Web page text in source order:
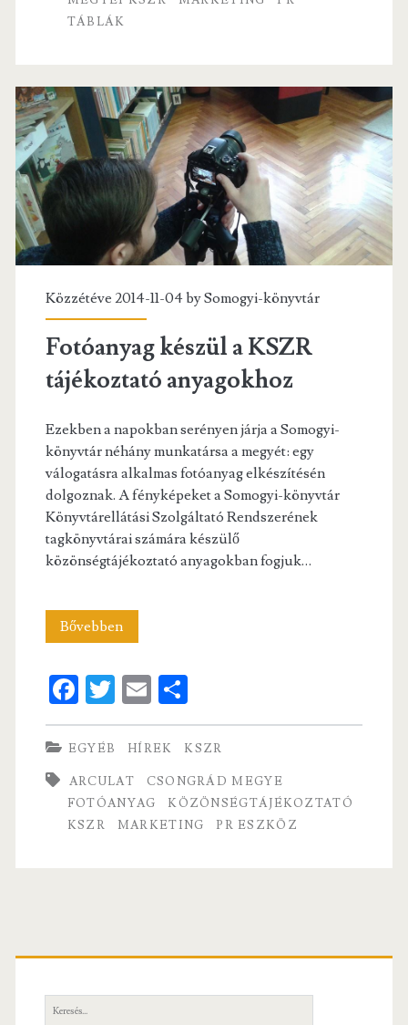
TÁBLÁK
Közzétéve 2014-11-04 bySomogyi-könyvtár
Fotóanyag készül a KSZR
tájékoztató anyagokhoz
Ezekben a napokban serényen járja a Somogyi-
könyvtár néhány munkatársa a megyét: egy
válogatásra alkalmas fotóanyag elkészítésén
dolgoznak. A fényképeket a Somogyi-könyvtár
Könyvtárellátási Szolgáltató Rendszerének
tagkönyvtárai számára készülő
közönségtájékoztató anyagokban fogjuk…
BővebbenFotóanyag
a
KSZR
tájékoztató
anyagokhoz
Fa
ce
b
o
o
k
T
w
itt
er
E
m
ai
l
S
ha
re
EGYÉB HÍREK KSZR
ARCULAT
CSONGRÁD MEGYE
FOTÓANYAG
KÖZÖNSÉGTÁJÉKOZTATÓ
KSZR
MARKETING PR ESZKÖZ
Elsődleges
oldalsáv
Keresés: